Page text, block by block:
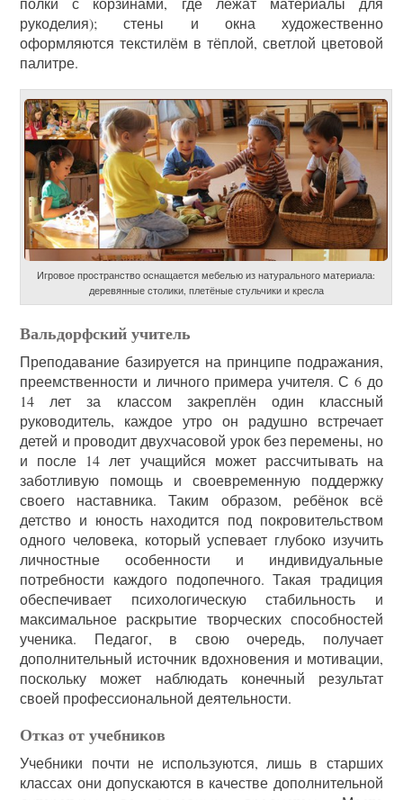
рукоделия); стены и окна художественно
оформляются текстилём в тёплой, светлой цветовой
палитре.
Игровое пространство оснащается мебелью из натурального материала:
деревянные столики, плетёные стульчики и кресла
Вальдорфский учитель
Преподавание базируется на принципе подражания,
преемственности и личного примера учителя. С 6 до
14 лет за классом закреплён один классный
руководитель, каждое утро он радушно встречает
детей и проводит двухчасовой урок без перемены, но
и после 14 лет учащийся может рассчитывать на
заботливую помощь и своевременную поддержку
своего наставника. Таким образом, ребёнок всё
детство и юность находится под покровительством
одного человека, который успевает глубоко изучить
личностные особенности и индивидуальные
потребности каждого подопечного. Такая традиция
обеспечивает психологическую стабильность и
максимальное раскрытие творческих способностей
ученика. Педагог, в свою очередь, получает
дополнительный источник вдохновения и мотивации,
поскольку может наблюдать конечный результат
своей профессиональной деятельности.
Отказ от учебников
Учебники почти не используются, лишь в старших
классах они допускаются в качестве дополнительной